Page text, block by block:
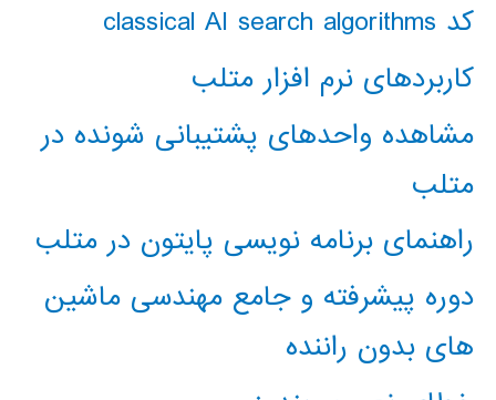
کد classical AI search algorithms
کاربردهای نرم افزار متلب
مشاهده واحدهای پشتیبانی شونده در
متلب
راهنمای برنامه نویسی پایتون در متلب
دوره پیشرفته و جامع مهندسی ماشین
های بدون راننده